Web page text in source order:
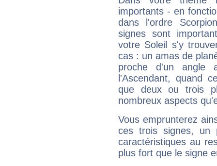
importants - en
dans l'ordre
signes sont
votre Soleil s'y
cas : un amas de
proche d'un
l'Ascendant, quand
que deux ou trois
nombreux aspects
Vous emprunterez
ces trois signes, un
caractéristiques au
plus fort que le signe